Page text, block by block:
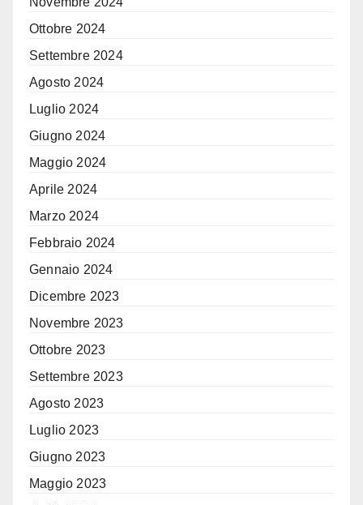
Ottobre 2024
Settembre 2024
Agosto 2024
Luglio 2024
Giugno 2024
Maggio 2024
Aprile 2024
Marzo 2024
Febbraio 2024
Gennaio 2024
Dicembre 2023
Novembre 2023
Ottobre 2023
Settembre 2023
Agosto 2023
Luglio 2023
Giugno 2023
Maggio 2023